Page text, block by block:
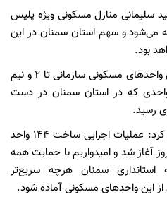
سلیمانی منازل مسکونی ویژه پلیس
می‌شود و سهم استان سمنان در این
وی ادامه داد: تلاش می‌شود تا این واحدهای مسکونی سازمانی تا ۲ و نیم
تمام شود و امروز از ۱۵۸ واحدی که در استان سمنان در دست
فرمانده کل انتظامی کشور تصریح کرد: عملیات اجرایی ساخت ۱۴۴ واحد
آغاز شد و امیدواریم با حمایت همه
استانداری سمنان هرچه سریع‌تر
از این واحدهای مسکونی آماده شود.